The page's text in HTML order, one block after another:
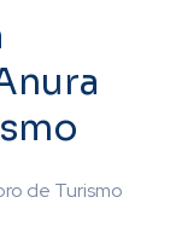
de Turismo